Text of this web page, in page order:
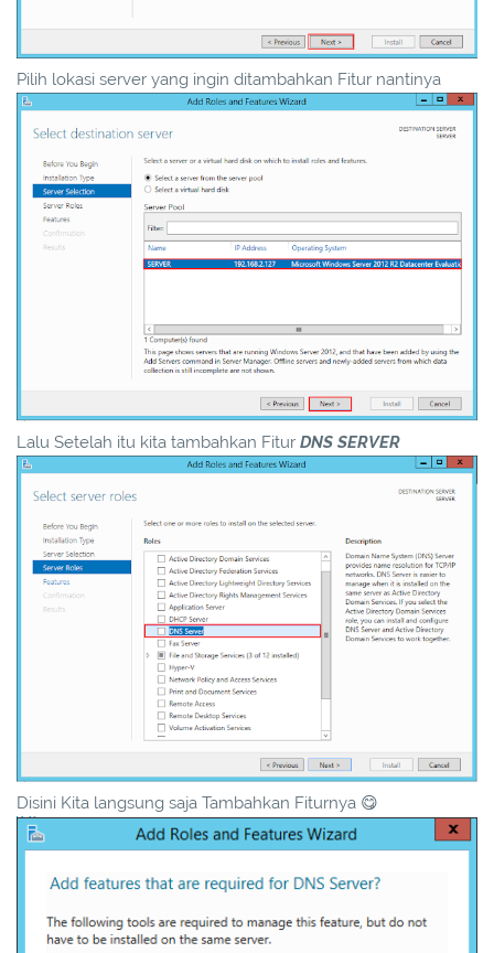
Pilih lokasi server yang ingin ditambahkan Fitur nantinya
Lalu Setelah itu kita tambahkan Fitur DNS SERVER
Disini Kita langsung saja Tambahkan Fiturnya 😋